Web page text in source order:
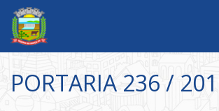
PORTARIA 236 /